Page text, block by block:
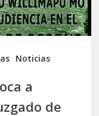
Noticias
a
de